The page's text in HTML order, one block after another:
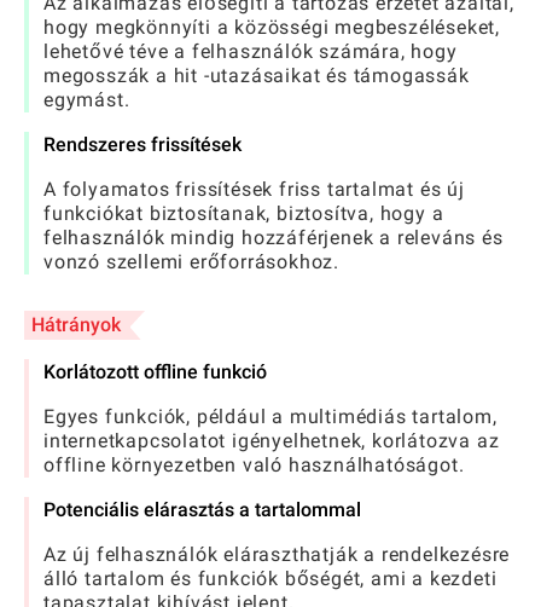
hogy megkönnyíti a közösségi megbeszéléseket,
lehetővé téve a felhasználók számára, hogy
megosszák a hit -utazásaikat és támogassák
egymást.
Rendszeres frissítések
A folyamatos frissítések friss tartalmat és új
funkciókat biztosítanak, biztosítva, hogy a
felhasználók mindig hozzáférjenek a releváns és
vonzó szellemi erőforrásokhoz.
Hátrányok
Korlátozott offline funkció
Egyes funkciók, például a multimédiás tartalom,
internetkapcsolatot igényelhetnek, korlátozva az
offline környezetben való használhatóságot.
Potenciális elárasztás a tartalommal
Az új felhasználók eláraszthatják a rendelkezésre
álló tartalom és funkciók bőségét, ami a kezdeti